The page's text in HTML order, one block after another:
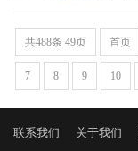
共488条 49页 首页
7 8 9 10
联系我们 关于我们